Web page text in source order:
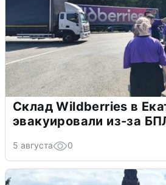
Склад Wildberries в
эвакуировали из-за
5 августа 0